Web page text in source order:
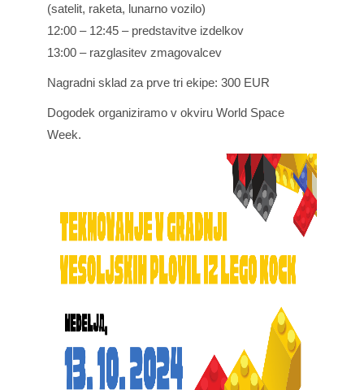
(satelit, raketa, lunarno vozilo)
12:00 – 12:45 – predstavitve izdelkov
13:00 – razglasitev zmagovalcev
Nagradni sklad za prve tri ekipe: 300 EUR
Dogodek organiziramo v okviruWorld Space
Week.